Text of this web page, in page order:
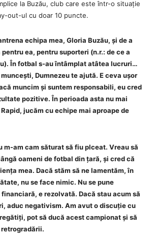
la Buzău, club care este într-o situație
out-ul cu doar 10 puncte.
echipa mea, Gloria Buzău, și de a
ea, pentru suporteri (n.r.: de ce a
În fotbal s-au întâmplat atâtea lucruri…
Dumnezeu te ajută. E ceva ușor
muncim și suntem responsabili, eu cred
pozitive. În perioada asta nu mai
jucăm cu echipe mai aproape de
m-am cam săturat să fiu plceat. Vreau să
oameni de fotbal din țară, și cred că
mea. Dacă stăm să ne lamentăm, în
nu se face nimic. Nu se pune
e rezolvată. Dacă stau acum să
aduc negativism. Am avut o discuție cu
pot să ducă acest campionat și să